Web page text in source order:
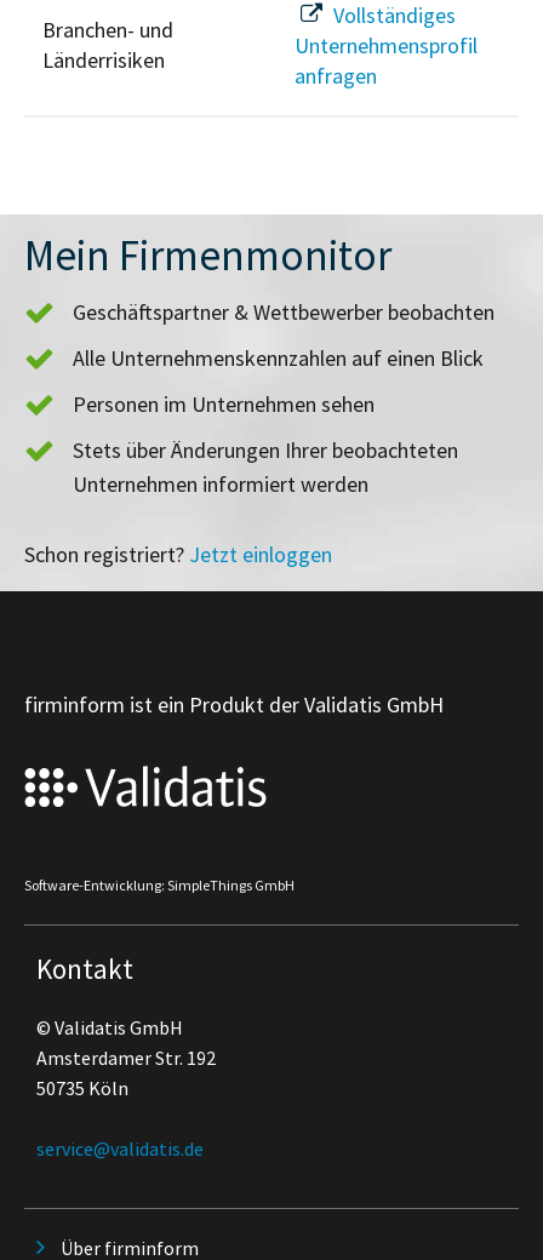
Branchen- und
Länderrisiken
Vollständiges
Unternehmensprofil
anfragen
Mein Firmenmonitor
Geschäftspartner & Wettbewerber beobachten
Alle Unternehmenskennzahlen auf einen Blick
Personen im Unternehmen sehen
Stets über Änderungen Ihrer beobachteten
Unternehmen informiert werden
Schon registriert? Jetzt einloggen
firminform ist ein Produkt der Validatis GmbH
Software-Entwicklung: SimpleThings GmbH
Kontakt
© Validatis GmbH
Amsterdamer Str. 192
50735 Köln
service@validatis.de
Über firminform